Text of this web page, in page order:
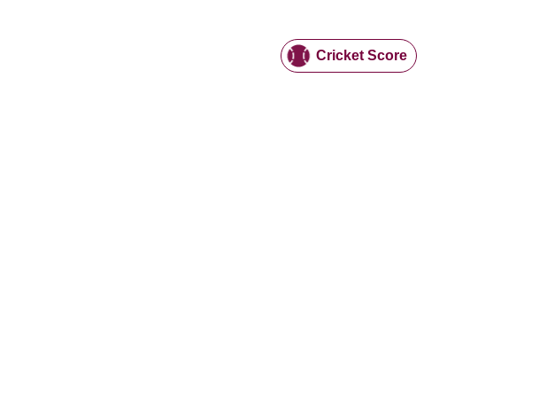
Cricket Score